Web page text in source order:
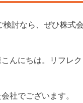
討なら、ぜひ株式
んにちは。 リフレク
社でございます。